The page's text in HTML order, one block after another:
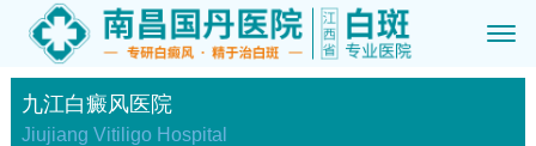
九江白癜风医院
Jiujiang Vitiligo Hospital